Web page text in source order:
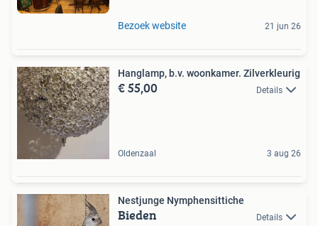
Bezoek website 21 jun 26
Hanglamp, b.v. woonkamer. Zilverkleurig
€ 55,00 Details
Oldenzaal 3 aug 26
Nestjunge Nymphensittiche
Bieden Details